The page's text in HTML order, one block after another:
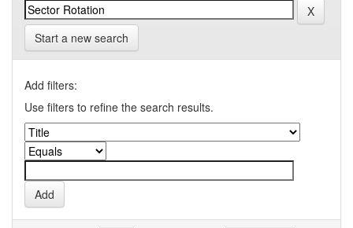
Start a new search
Add filters:
Use filters to refine the search results.